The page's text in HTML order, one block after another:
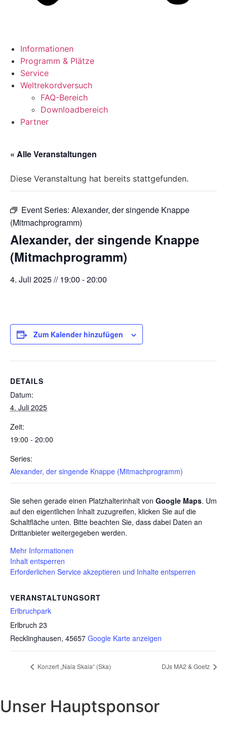
Informationen
Programm & Plätze
Service
Weltrekordversuch
FAQ-Bereich
Downloadbereich
Partner
« Alle Veranstaltungen
Diese Veranstaltung hat bereits stattgefunden.
Event Series: Alexander, der singende Knappe
(Mitmachprogramm)
Alexander, der singende Knappe
(Mitmachprogramm)
4. Juli 2025 // 19:00 -20:00
Zum Kalender hinzufügen
DETAILS
Datum:
4. Juli 2025
Zeit:
19:00 - 20:00
Series:
Alexander, der singende Knappe (Mitmachprogramm)
VERANSTALTUNGSORT
Erlbruchpark
Erlbruch 23
Recklinghausen, 45657 Google Karte anzeigen
Sie sehen gerade einen Platzhalterinhalt von Google Maps. Um
auf den eigentlichen Inhalt zuzugreifen, klicken Sie auf die
Schaltfläche unten. Bitte beachten Sie, dass dabei Daten an
Drittanbieter weitergegeben werden.
Mehr Informationen
Inhalt entsperren
Erforderlichen Service akzeptieren und Inhalte entsperren
Konzert „Naia Skaia“ (Ska) DJs MA2 & Goetz
Unser Hauptsponsor